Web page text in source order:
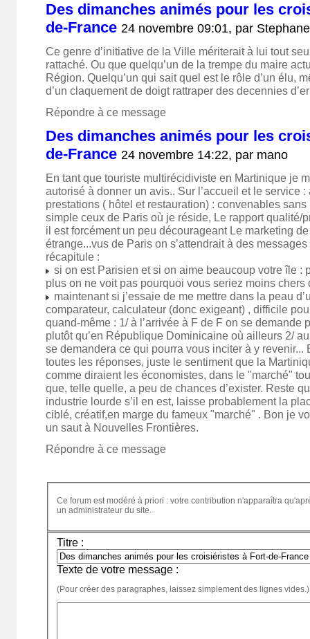
Des dimanches animés pour les
de-France 24 novembre 09:01, par
Ce genre d’initiative de la Ville mériterait à lui tout
rattaché. Ou que quelqu’un de la trempe du maire
Région. Quelqu’un qui sait quel est le rôle d’un élu,
d’un claquement de doigt rattraper des decennies
Répondre à ce message
Des dimanches animés pour les
de-France 24 novembre 14:22, par mano
En tant que touriste multirécidiviste en Martinique je
autorisé à donner un avis.. Sur l’accueil et le service
prestations ( hôtel et restauration) : convenables sans
simple ceux de Paris où je réside, Le rapport qualité/
il est forcément un peu décourageant Le marketing
étrange...vus de Paris on s’attendrait à des
récapitule :
si on est Parisien et si on aime beaucoup votre île :
plus on ne voit pas pourquoi vous seriez moins chers
maintenant si j’essaie de me mettre dans la peau
comparateur, calculateur (donc exigeant) , difficile
quand-même : 1/ à l’arrivée à F de F on se demande
plutôt qu’en République Dominicaine où ailleurs 2/
se demandera ce qui pourra vous inciter à y revenir...
toutes les réponses, juste le sentiment que la
comme diraient les économistes, dans le "marché"
que, telle quelle, a peu de chances d’exister. Reste
industrie lourde s’il en est, laisse probablement la
ciblé, créatif,en marge du fameux "marché" . Bon je
un saut à Nouvelles Frontières.
Répondre à ce message
Ce forum est modéré à priori : votre contribution n'apparaîtra
un administrateur du site.
Titre :
Texte de votre message :
(Pour créer des paragraphes, laissez simplement des lignes vides.)